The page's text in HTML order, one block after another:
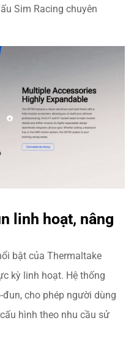
Sim Racing chuyên
linh hoạt, nâng
bật của Thermaltake
kỳ linh hoạt. Hệ thống
cho phép người dùng
hình theo nhu cầu sử